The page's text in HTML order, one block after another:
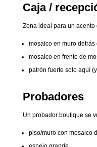
Caja /
Zona ideal para un acento
mosaico en muro detrás
mosaico en frente de
patrón fuerte solo aquí
Probadores
Un probador boutique se
piso/muro con mosaico